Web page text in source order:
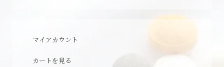
マイアカウント
カートを見る